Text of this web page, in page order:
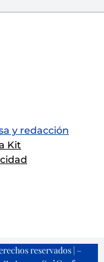
y redacción
Kit
reservados | –